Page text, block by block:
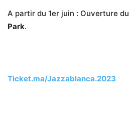
A partir du 1er juin : Ouverture du
Park.
Ticket.ma/Jazzablanca.2023